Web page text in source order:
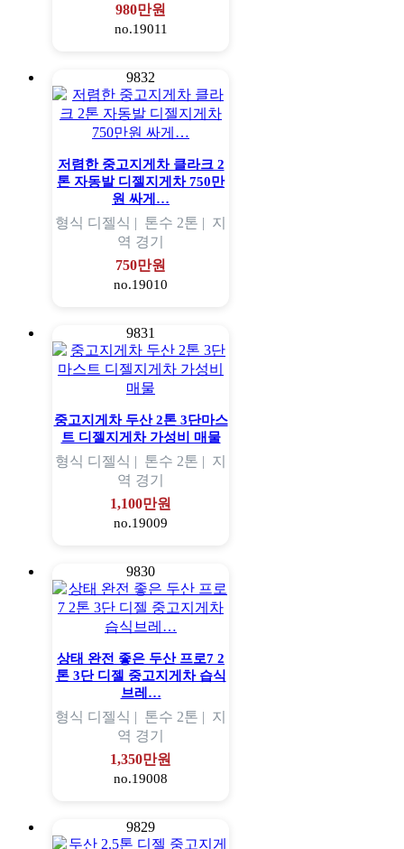
980만원
no.19011
9832
저렴한 중고지게차 클라크 2
톤 자동발 디젤지게차 750만
원 싸게…
형식 디젤식 | 톤수 2톤 | 지
역 경기
750만원
no.19010
9831
중고지게차 두산 2톤 3단마스
트 디젤지게차 가성비 매물
형식 디젤식 | 톤수 2톤 | 지
역 경기
1,100만원
no.19009
9830
상태 완전 좋은 두산 프로7 2
톤 3단 디젤 중고지게차 습식
브레…
형식 디젤식 | 톤수 2톤 | 지
역 경기
1,350만원
no.19008
9829